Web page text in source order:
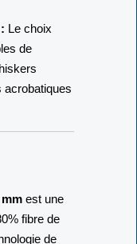
Le choix
de
acrobatiques
est une
fibre de
de